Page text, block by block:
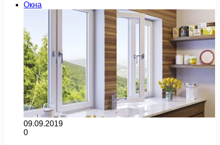
Окна
09.09.2019
0